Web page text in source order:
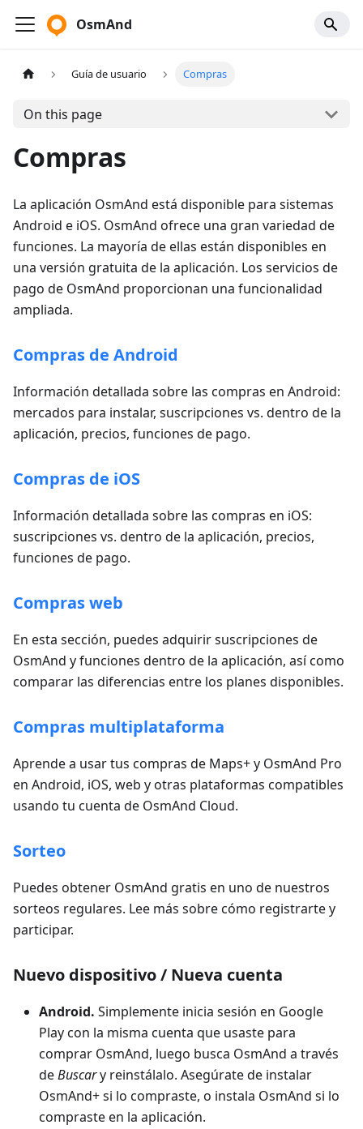
OsmAnd
Guía de usuario Compras
On this page
Compras
La aplicación OsmAnd está disponible para sistemas
Android e iOS. OsmAnd ofrece una gran variedad de
funciones. La mayoría de ellas están disponibles en
una versión gratuita de la aplicación. Los servicios de
pago de OsmAnd proporcionan una funcionalidad
ampliada.
Compras de Android
Información detallada sobre las compras en Android:
mercados para instalar, suscripciones vs. dentro de la
aplicación, precios, funciones de pago.
Compras de iOS
Información detallada sobre las compras en iOS:
suscripciones vs. dentro de la aplicación, precios,
funciones de pago.
Compras web
En esta sección, puedes adquirir suscripciones de
OsmAnd y funciones dentro de la aplicación, así como
comparar las diferencias entre los planes disponibles.
Compras multiplataforma
Aprende a usar tus compras de Maps+ y OsmAnd Pro
en Android, iOS, web y otras plataformas compatibles
usando tu cuenta de OsmAnd Cloud.
Sorteo
Puedes obtener OsmAnd gratis en uno de nuestros
sorteos regulares. Lee más sobre cómo registrarte y
participar.
Nuevo dispositivo / Nueva cuenta
Android. Simplemente inicia sesión en Google
Play con la misma cuenta que usaste para
comprar OsmAnd, luego busca OsmAnd a través
deBuscary reinstálalo. Asegúrate de instalar
OsmAnd+ si lo compraste, o instala OsmAnd si lo
compraste en la aplicación.